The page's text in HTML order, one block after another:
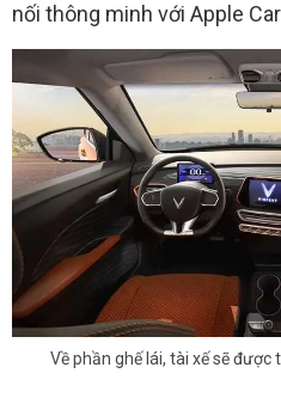
nối thông minh với Apple
Về phần ghế lái, tài xế sẽ được